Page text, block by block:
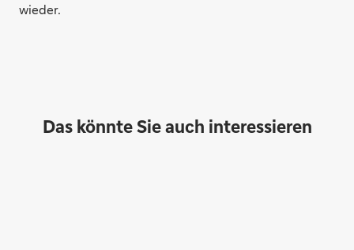
wieder.
Das könnte Sie auch interessieren